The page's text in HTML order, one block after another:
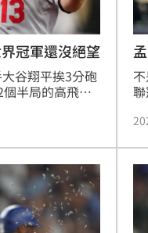
冠軍還沒絕望
谷翔平挨3分砲
半局的高飛犧
分，讓比數回
冕世界大賽冠